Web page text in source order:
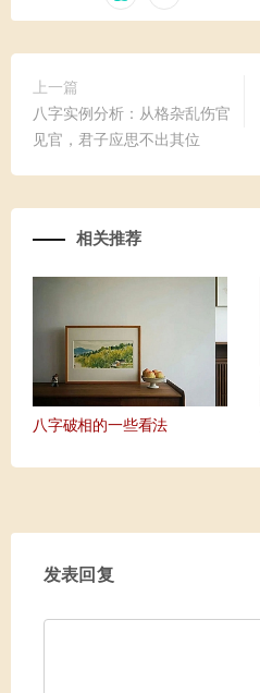
上一篇
八字实例分析：从格杂乱伤官
见官，君子应思不出其位
相关推荐
八字破相的一些看法
发表回复